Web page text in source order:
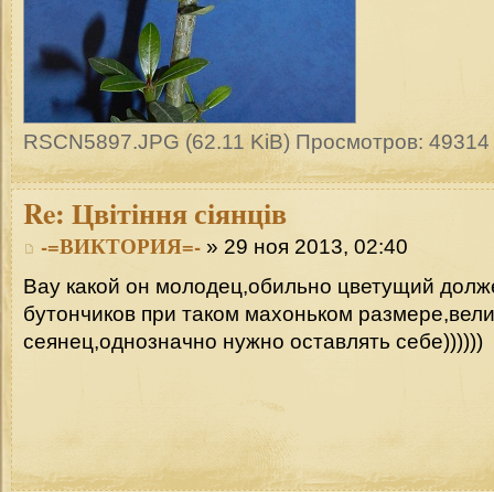
RSCN5897.JPG (62.11 KiB) Просмотров: 49314
Re: Цвітіння сіянців
-=ВИКТОРИЯ=- » 29 ноя 2013, 02:40
Вау какой он молодец,обильно цветущий
бутончиков при таком махоньком
сеянец,однозначно нужно оставлять себе))))))